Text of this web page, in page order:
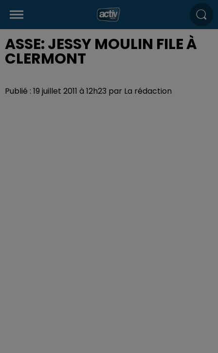
ASSE: JESSY MOULIN FILE À
CLERMONT
Publié : 19 juillet 2011 à 12h23 par La rédaction